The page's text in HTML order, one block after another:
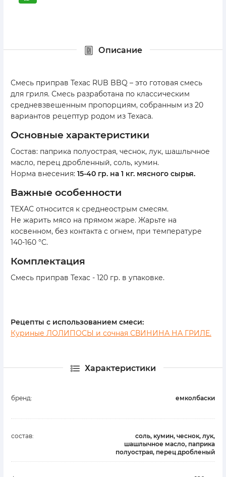
Описание
Смесь приправ Техас RUB BBQ – это готовая смесь
для гриля. Смесь разработана по классическим
средневзвешенным пропорциям, собранным из 20
вариантов рецептур родом из Техаса.
основные характеристики
Состав: паприка полуострая, чеснок, лук, шашлычное
масло, перец дробленный, соль, кумин.
Норма внесения: 15-40 гр. на 1 кг. мясного сырья.
важные особенности
ТЕХАС относится к среднеострым смесям.
Не жарить мясо на прямом жаре. Жарьте на
косвенном, без контакта с огнем, при температуре
140-160 °C.
комплектация
Смесь приправ Техас - 120 гр. в упаковке.
Рецепты с использованием смеси:
Куриные ЛОЛИПОСЫ и сочная СВИНИНА НА ГРИЛЕ.
Характеристики
бренд: емколбаски
состав:
соль, кумин, чеснок, лук,
шашлычное масло, паприка
полуострая, перец дробленый